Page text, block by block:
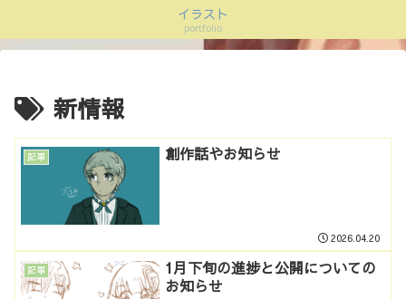
イラスト
portfolio
新情報
記事 創作話やお知らせ
2026.04.20
記事
1月下旬の進捗と公開についての
お知らせ